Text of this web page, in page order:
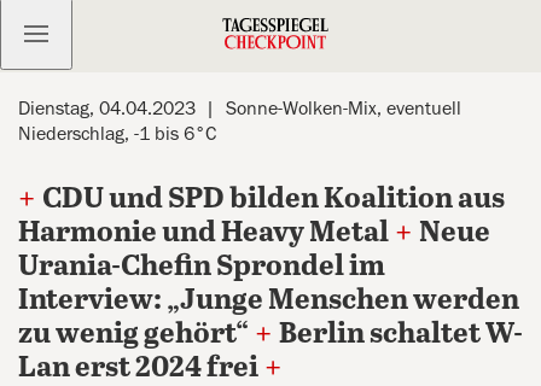
Kostenlos anmelden
Dienstag, 04.04.2023
Sonne-Wolken-Mix, eventuell
Niederschlag, -1 bis 6°C
+ CDU und SPD bilden Koalition aus
Harmonie und Heavy Metal + Neue
Urania-Chefin Sprondel im
Interview: „Junge Menschen werden
zu wenig gehört“ + Berlin schaltet W-
Lan erst 2024 frei +